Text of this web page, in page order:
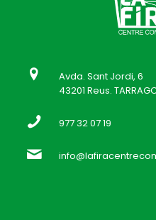
Avda. Sant Jordi, 6
43201 Reus.
977 32 07 19